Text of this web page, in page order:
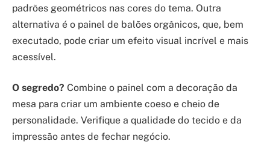
padrões geométricos nas cores do tema. Outra
alternativa é o painel de balões orgânicos, que, bem
executado, pode criar um efeito visual incrível e mais
acessível.
O segredo? Combine o painel com a decoração da
mesa para criar um ambiente coeso e cheio de
personalidade. Verifique a qualidade do tecido e da
impressão antes de fechar negócio.